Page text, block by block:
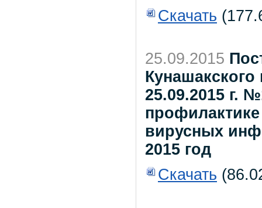
Скачать
25.09.2015
25.09.2015 г.
вирусных
2015 год
Скачать